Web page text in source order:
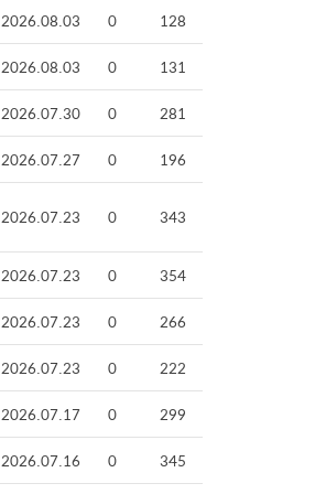
2026.08.03 0
128
2026.08.03 0
131
2026.07.30 0
281
2026.07.27 0
196
2026.07.23 0 343
2026.07.23 0
354
2026.07.23 0
266
2026.07.23 0
222
2026.07.17 0
299
2026.07.16 0 345